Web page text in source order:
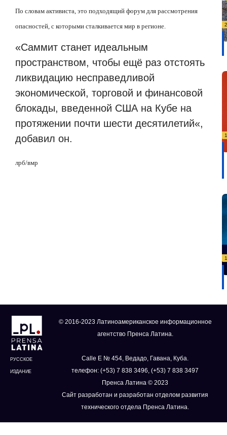
По словам активиста, это подходящий форум для рассмотрения
опасностей, с которыми сталкивается мир в регионе.
«Саммит станет идеальным
пространством, чтобы ещё раз отстоять
ликвидацию несправедливой
экономической, торговой и финансовой
блокады, введенной США на Кубе на
протяжении почти шести десятилетий«,
добавил он.
лрб/вмр
РУССКОЕ
ИЗДАНИЕ
© 2016-2023 Латиноамериканское информационное
агентство Пренса Латина.
Calle E № 454, Ведадо, Гавана, Куба.
телефон: (+53) 7 838 3496, (+53) 7 838 3497
Пренса Латина © 2023
Сайт разработан и разработан отделом развития
технического отдела Пренса Латина.